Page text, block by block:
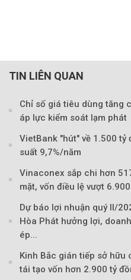
TIN LIÊN QUAN
Chỉ số giá tiêu dùng tăng
áp lực kiểm soát lạm phát
VietBank "hút" về 1.500
suất 9,7%/năm
Vinaconex sắp chi hơn
mặt, vốn điều lệ vượt
Dự báo lợi nhuận quý II/
Hòa Phát hưởng lợi,
ép...
Kinh Bắc gián tiếp sở hữu
tái tạo vốn hơn 2.900 tỷ